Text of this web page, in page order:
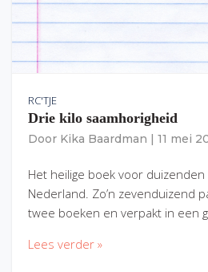
RC'TJE
Drie kilo saamhorigheid
Door Kika Baardman 11 mei
Het heilige boek voor
Nederland. Zo’n zevenduizend
twee boeken en verpakt in een
Lees verder »